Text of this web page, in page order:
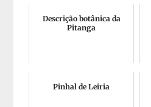
Descrição botânica da
Pitanga
Pinhal de Leiria